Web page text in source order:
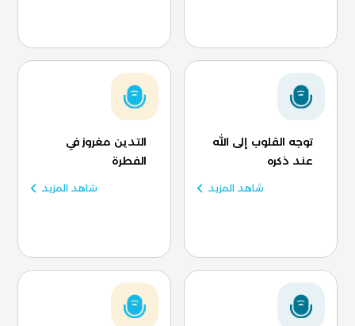
توجه القلوب إلى الله
عند ذكره
شاهد المزيد
التدين مغروز في
الفطرة
شاهد المزيد